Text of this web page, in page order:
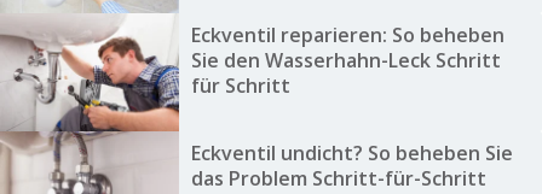
Eckventil reparieren: So beheben
Sie den Wasserhahn-Leck Schritt
für Schritt
Eckventil undicht? So beheben Sie
das Problem Schritt-für-Schritt